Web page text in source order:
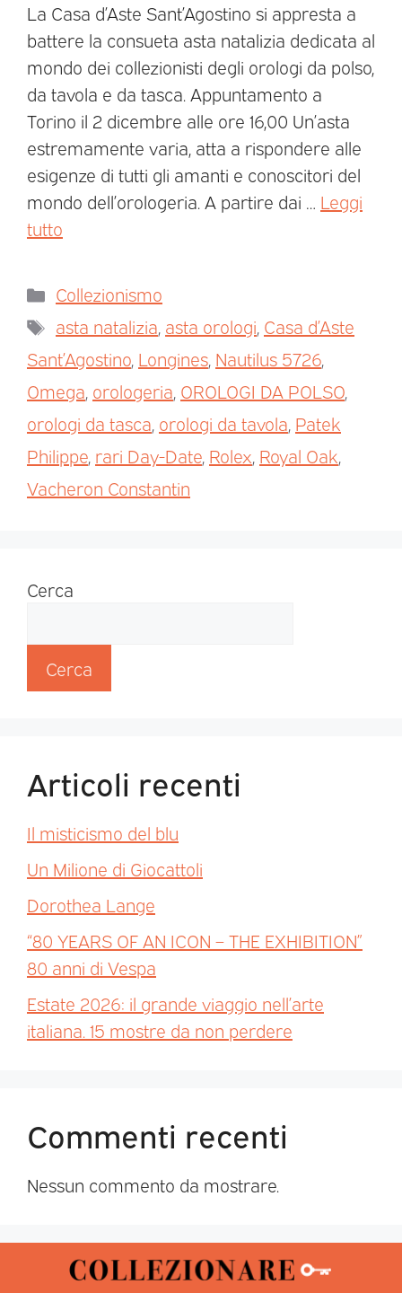
La Casa d’Aste Sant’Agostino si appresta a
battere la consueta asta natalizia dedicata al
mondo dei collezionisti degli orologi da polso,
da tavola e da tasca. Appuntamento a
Torino il 2 dicembre alle ore 16,00 Un’asta
estremamente varia, atta a rispondere alle
esigenze di tutti gli amanti e conoscitori del
mondo dell’orologeria. A partire dai … Leggi
tutto
Collezionismo
asta natalizia, asta orologi, Casa d’Aste
Sant’Agostino, Longines, Nautilus 5726,
Omega, orologeria, OROLOGI DA POLSO,
orologi da tasca, orologi da tavola, Patek
Philippe, rari Day-Date, Rolex, Royal Oak,
Vacheron Constantin
Cerca
Cerca
Articoli recenti
Il misticismo del blu
Un Milione di Giocattoli
Dorothea Lange
“80 YEARS OF AN ICON – THE EXHIBITION”
80 anni di Vespa
Estate 2026: il grande viaggio nell’arte
italiana. 15 mostre da non perdere
Commenti recenti
Nessun commento da mostrare.